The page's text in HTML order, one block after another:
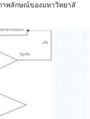
พลักษณ์ของมหาวิทยาลั